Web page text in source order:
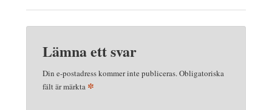
Lämna ett svar
Din e-postadress kommer inte publiceras.Obligatoriska
fält är märkta *